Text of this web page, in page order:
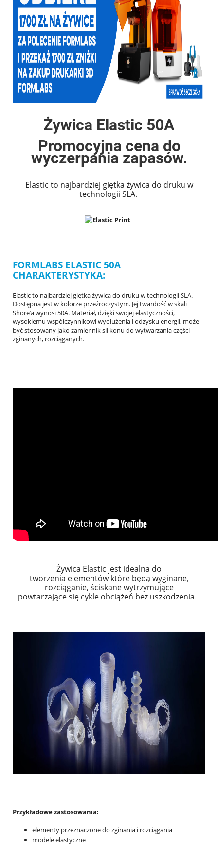
Żywica Elastic 50A
Promocyjna cena do
wyczerpania zapasów.
Elastic to najbardziej giętka żywica do druku w
technologii SLA.
FORMLABS ELASTIC 50A
CHARAKTERYSTYKA:
Elastic to najbardziej giętka żywica do druku w technologii SLA.
Dostępna jest w kolorze przeźroczystym. Jej twardość w skali
Shore’a wynosi 50A. Materiał, dzięki swojej elastyczności,
wysokiemu współczynnikowi wydłużenia i odzysku energii, może
być stosowany jako zamiennik silikonu do wytwarzania części
zginanych, rozciąganych.
Żywica Elastic jest idealna do
tworzenia elementów które będą wyginane,
rozciąganie, ściskane wytrzymujące
powtarzające się cykle obciążeń bez uszkodzenia.
Przykładowe zastosowania:
elementy przeznaczone do zginania i rozciągania
modele elastyczne